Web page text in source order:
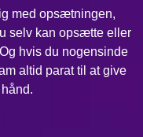
med opsætningen,
selv kan opsætte eller
hvis du nogensinde
altid parat til at give